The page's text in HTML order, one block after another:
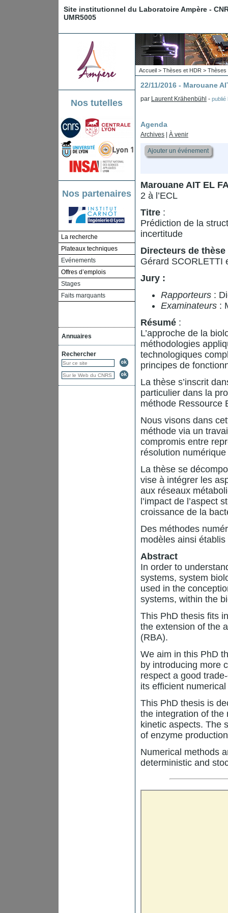
Site institutionnel du Laboratoire Ampère -
UMR5005
Nos tutelles
Nos partenaires
La recherche
Plateaux techniques
Evénements
Offres d’emplois
Stages
Faits marquants
Annuaires
Rechercher
Accueil > Thèses et HDR > Thèses
22/11/2016 - Marouane
par Laurent Krähenbühl - publié
Agenda
Archives À venir
Ajouter un événement
Marouane AIT EL
2 à l’ECL
Titre :
Prédiction de la
incertitude
Directeurs de thèse
Gérard SCORLETTI
Jury :
Rapporteurs :
Examinateurs :
Résumé :
L’approche de la
méthodologies
technologiques
principes de
La thèse s’inscrit
particulier dans la
méthode Ressource
Nous visons dans
méthode via un
compromis entre
résolution
La thèse se
vise à intégrer les
aux réseaux
l’impact de l’aspect
croissance de la
Des méthodes
modèles ainsi
Abstract
In order to
systems, system
used in the
systems, within the
This PhD thesis fits
the extension of the
(RBA).
We aim in this PhD
by introducing more
respect a good
its efficient
This PhD thesis is
the integration of the
kinetic aspects. The
of enzyme
Numerical methods
deterministic and